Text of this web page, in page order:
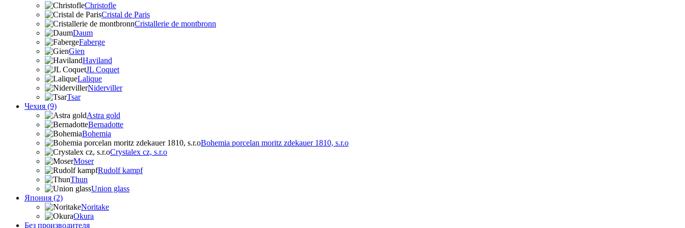
Christofle
Cristal de Paris
Cristallerie de montbronn
Daum
Faberge
Gien
Haviland
JL Coquet
Lalique
Niderviller
Tsar
Чехия (9)
Astra gold
Bernadotte
Bohemia
Bohemia porcelan moritz zdekauer 1810, s.r.o
Crystalex cz, s.r.o
Moser
Rudolf kampf
Thun
Union glass
Япония (2)
Noritake
Okura
Без производителя